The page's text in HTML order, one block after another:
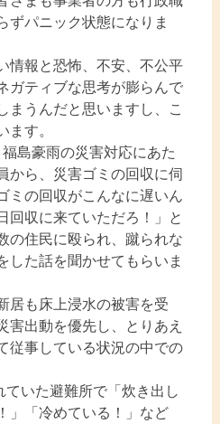
ずパニック状態になりま
情報と恐怖、不安、不公平
ガティブな思考が膨らんで
まうんだと思いますし、こ
す。
島豪雨の災害対応にあた
から、災害ゴミの回収に伺
ミの回収がこんなに遅いん
回収に来ていただろ！」と
の住民に殴られ、蹴られな
した話を聞かせてもらいま
居も床上浸水の被害を受
害出動を優先し、とりあえ
従事している状況の中での
いた避難所で「炊き出し
」「冷めている！」など